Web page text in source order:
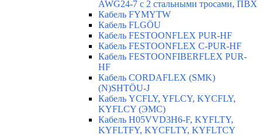
AWG24-7 c 2 стальными тросами, ПВХ
Кабель FYMYTW
Кабель FLGÖU
Кабель FESTOONFLEX PUR-HF
Кабель FESTOONFLEX C-PUR-HF
Кабель FESTOONFIBERFLEX PUR-
HF
Кабель CORDAFLEX (SMK)
(N)SHTÖU-J
Кабель YCFLY, YFLCY, KYCFLY,
KYFLCY (ЭМС)
Кабель H05VVD3H6-F, KYFLTY,
KYFLTFY, KYCFLTY, KYFLTCY